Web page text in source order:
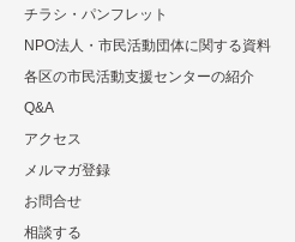
チラシ・パンフレット
NPO法⼈・市⺠活動団体に関する資料
各区の市⺠活動⽀援センターの紹介
Q&A
アクセス
メルマガ登録
お問合せ
相談する